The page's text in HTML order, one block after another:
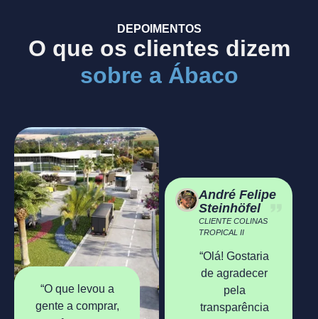
DEPOIMENTOS
O que os clientes dizem
sobre a Ábaco
“O que levou a
gente a comprar,
André Felipe
Steinhöfel
CLIENTE COLINAS
TROPICAL II
“Olá! Gostaria
de agradecer
pela
transparência